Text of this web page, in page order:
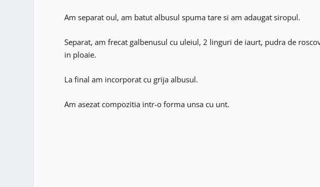
Am separat oul, am batut albusul spuma tare si am adaugat siropul.
Separat, am frecat galbenusul cu uleiul, 2 linguri de iaurt, pudra de
in ploaie.
La final am incorporat cu grija albusul.
Am asezat compozitia intr-o forma unsa cu unt.